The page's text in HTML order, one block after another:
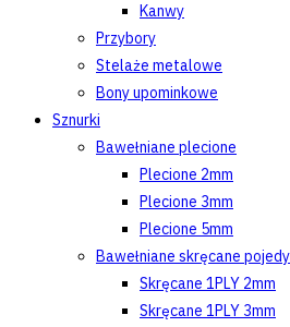
Kanwy
Przybory
Stelaże metalowe
Bony upominkowe
Sznurki
Bawełniane plecione
Plecione 2mm
Plecione 3mm
Plecione 5mm
Bawełniane skręcane
Skręcane 1PLY 2mm
Skręcane 1PLY 3mm